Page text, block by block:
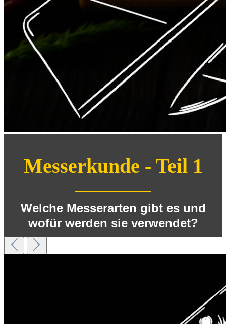
Messerkunde - Teil 1
Welche Messerarten gibt es und
wofür werden sie verwendet?